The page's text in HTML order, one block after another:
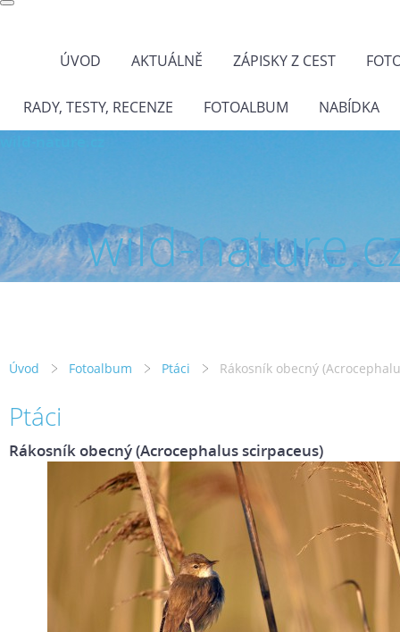
ÚVOD AKTUÁLNĚ ZÁPISKY Z CEST
RADY, TESTY, RECENZE FOTOALBUM NABÍDKA
wild-
Úvod Fotoalbum Ptáci Rákosník obecný
Ptáci
Rákosník obecný (Acrocephalus scirpaceus)